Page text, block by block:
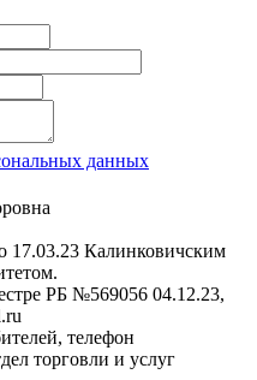
данных
17.03.23 Калинковичским
РБ №569056 04.12.23,
телефон
торговли и услуг